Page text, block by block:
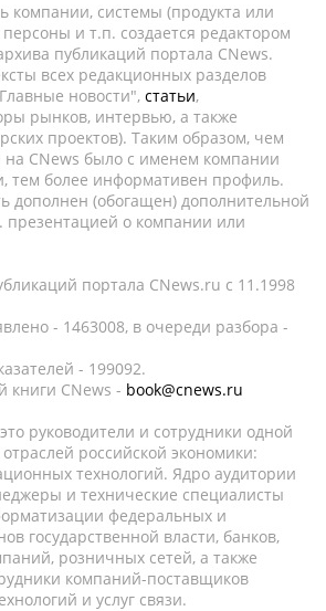
компании, системы (продукта или
персоны и т.п. создается редактором
публикаций портала CNews.
всех редакционных разделов
новости", статьи,
рынков, интервью, а также
проектов). Таким образом, чем
CNews было с именем компании
тем более информативен профиль.
дополнен (обогащен) дополнительной
о компании или
портала CNews.ru c 11.1998
- 1463008, в очереди разбора -
- 199092.
книги CNews - book@cnews.ru
руководители и сотрудники одной
российской экономики:
технологий. Ядро аудитории
и технические специалисты
федеральных и
государственной власти, банков,
розничных сетей, а также
компаний-поставщиков
и услуг связи.